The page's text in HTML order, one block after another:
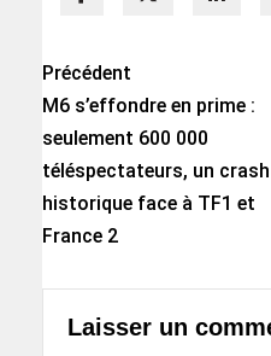
Précédent
M6 s’effondre en prime :
seulement 600 000
téléspectateurs, un crash
historique face à TF1 et
France 2
Laisser un